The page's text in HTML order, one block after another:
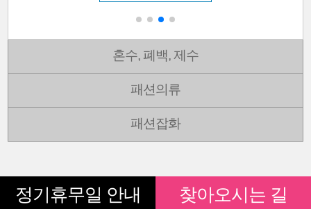
혼수, 폐백, 제수
패션의류
패션잡화
정기휴무일 안내 찾아오시는 길